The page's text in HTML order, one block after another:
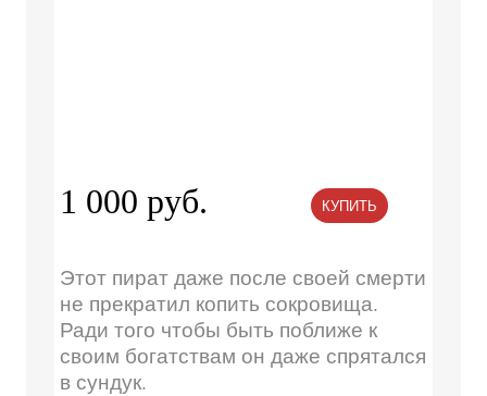
1 000 руб. КУПИТЬ
Этот пират даже после своей смерти
не прекратил копить сокровища.
Ради того чтобы быть поближе к
своим богатствам он даже спрятался
в сундук.